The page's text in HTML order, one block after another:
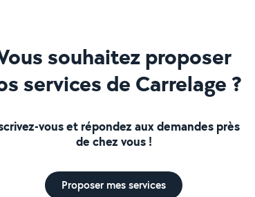
souhaitez proposer
services de Carrelage ?
vous et répondez aux demandes près
de chez vous !
Proposer mes services